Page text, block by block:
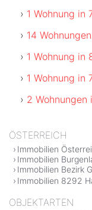
1 Wohnung in
14
1 Wohnung in
1 Wohnung in
2
ÖSTERREICH
Immobilien
Immobilien
Immobilien Bezirk
Immobilien 8292
OBJEKTARTEN